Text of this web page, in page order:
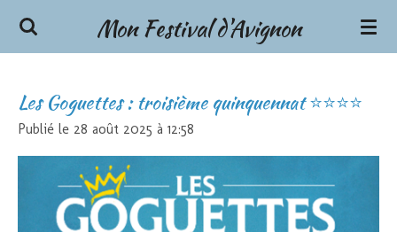
Passer
principal
Mon Festival d'Avignon
Les Goguettes : troisième quinquennat ⭐⭐⭐⭐
Publié le 28 août 2025 à 12:58